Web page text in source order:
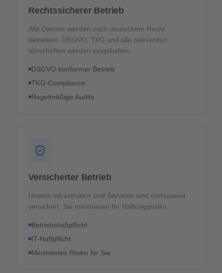
Rechtssicherer Betrieb
Alle Dienste werden nach deutschem Recht
betrieben. DSGVO, TKG und alle relevanten
Vorschriften werden eingehalten.
DSGVO-konformer Betrieb
TKG-Compliance
Regelmäßige Audits
Versicherter Betrieb
Unsere Infrastruktur und Services sind umfassend
versichert. Sie minimieren Ihr Haftungsrisiko.
Betriebshaftpflicht
IT-Haftpflicht
Minimiertes Risiko für Sie